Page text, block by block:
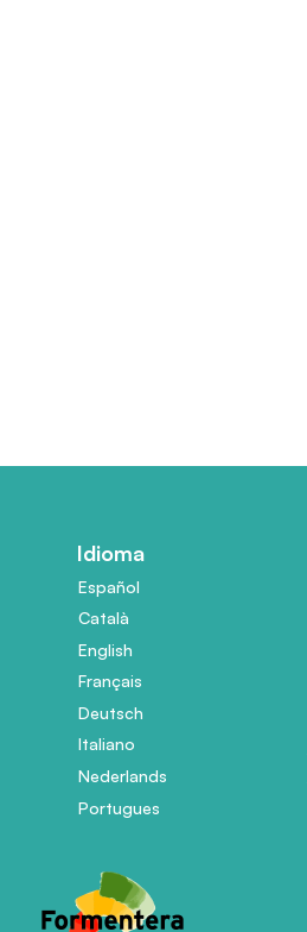
Idioma
Español
Català
English
Français
Deutsch
Italiano
Nederlands
Portugues